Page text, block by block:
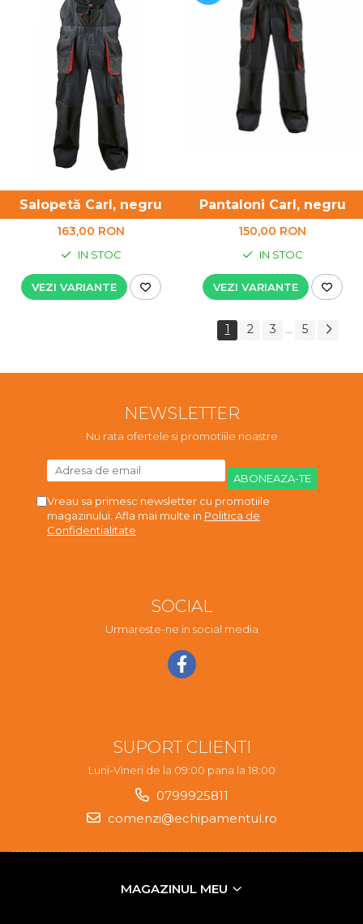
Salopetă Carl, negru
163,00 RON
IN STOC
VEZI VARIANTE
Pantaloni Carl, negru
150,00 RON
IN STOC
VEZI VARIANTE
1 2 3 5
NEWSLETTER
Nu rata ofertele si promotiile noastre
Vreau sa primesc newsletter cu promotiile
magazinului. Afla mai multe in Politica de
Confidentialitate
SOCIAL
Urmareste-ne in social media
SUPORT CLIENTI
Luni-Vineri de la 09:00 pana la 18:00
0799925811
comenzi@echipamentul.ro
MAGAZINUL MEU